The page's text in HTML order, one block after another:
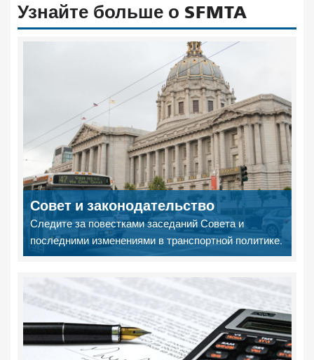
Узнайте больше о SFMTA
Совет и законодательство
Следите за повестками заседаний Совета и
последними изменениями в транспортной политике.